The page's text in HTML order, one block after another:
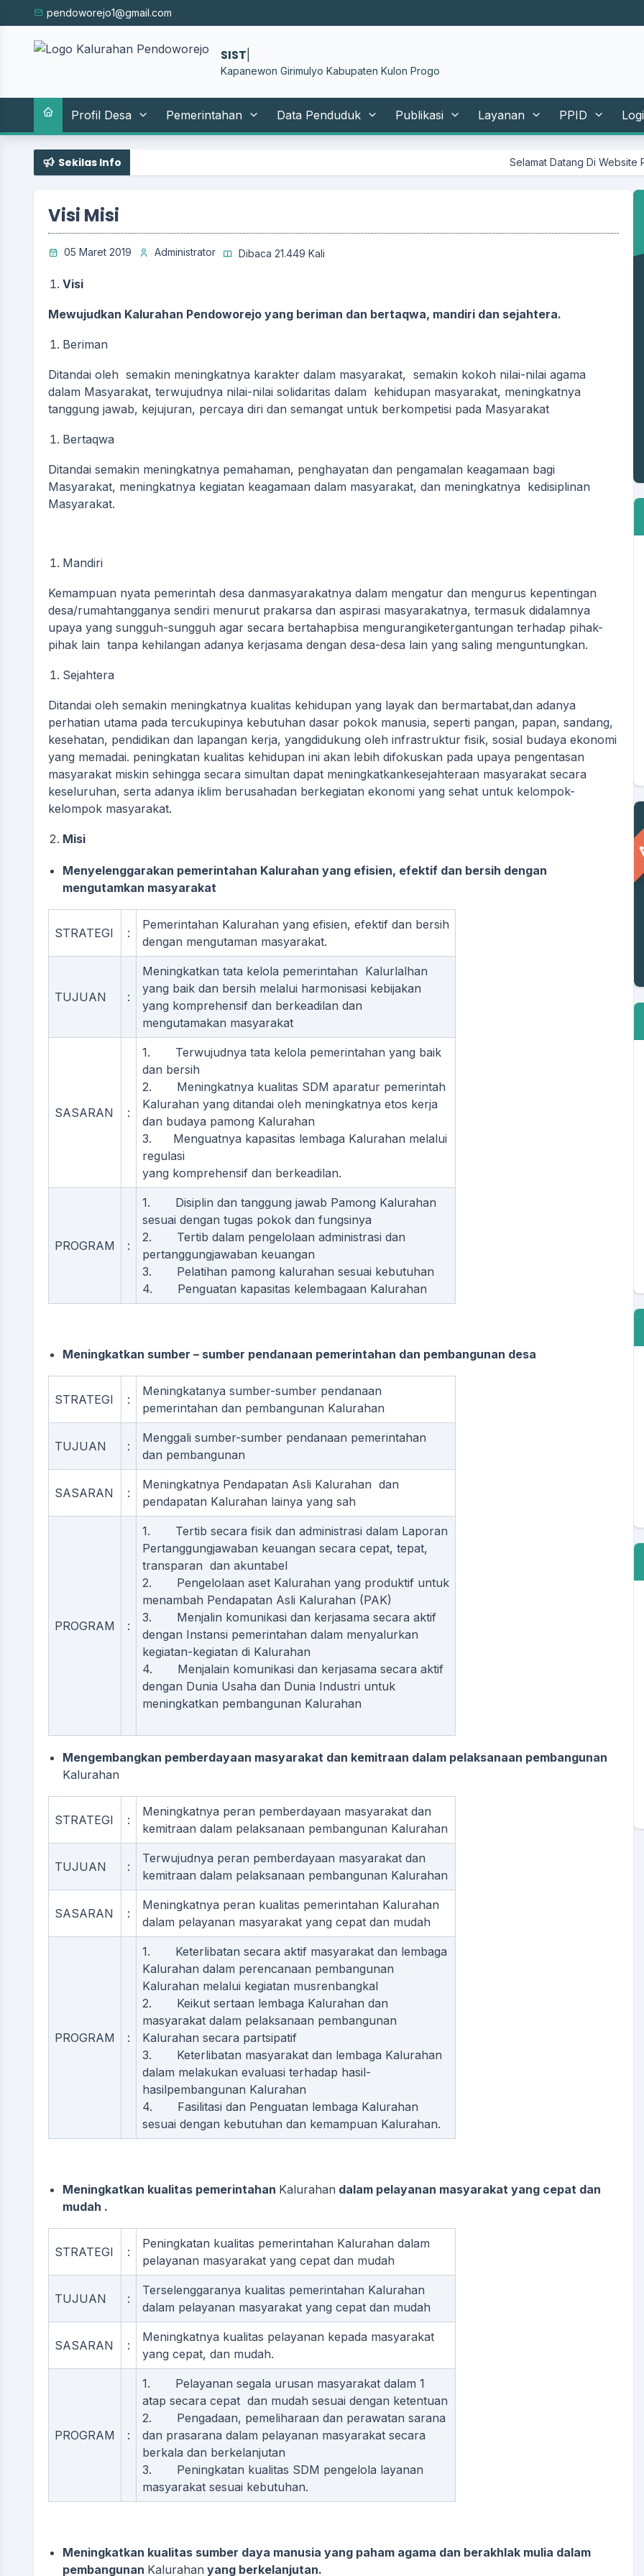
pendoworejo1@gmail.com
SISTEM INFORM
Kapanewon Girimulyo Kabupaten Kulon Progo
Profil Desa Pemerintahan Data Penduduk Publikasi Layanan PPID
Sekilas Info Selamat Datang Di Website Resmi
Visi Misi
05 Maret 2019 Administrator Dibaca 21.449 Kali
Visi
Mewujudkan Kalurahan Pendoworejo yang beriman dan bertaqwa, mandiri dan sejahtera.
Beriman
Ditandai oleh semakin meningkatnya karakter dalam masyarakat, semakin kokoh nilai-nilai agama
dalam Masyarakat, terwujudnya nilai-nilai solidaritas dalam kehidupan masyarakat, meningkatnya
tanggung jawab, kejujuran, percaya diri dan semangat untuk berkompetisi pada Masyarakat
Bertaqwa
Ditandai semakin meningkatnya pemahaman, penghayatan dan pengamalan keagamaan bagi
Masyarakat, meningkatnya kegiatan keagamaan dalam masyarakat, dan meningkatnya kedisiplinan
Masyarakat.
Mandiri
Kemampuan nyata pemerintah desa danmasyarakatnya dalam mengatur dan mengurus kepentingan
desa/rumahtangganya sendiri menurut prakarsa dan aspirasi masyarakatnya, termasuk didalamnya
upaya yang sungguh-sungguh agar secara bertahapbisa mengurangiketergantungan terhadap pihak-
pihak lain tanpa kehilangan adanya kerjasama dengan desa-desa lain yang saling menguntungkan.
Sejahtera
Ditandai oleh semakin meningkatnya kualitas kehidupan yang layak dan bermartabat,dan adanya
perhatian utama pada tercukupinya kebutuhan dasar pokok manusia, seperti pangan, papan, sandang,
kesehatan, pendidikan dan lapangan kerja, yangdidukung oleh infrastruktur fisik, sosial budaya ekonomi
yang memadai. peningkatan kualitas kehidupan ini akan lebih difokuskan pada upaya pengentasan
masyarakat miskin sehingga secara simultan dapat meningkatkankesejahteraan masyarakat secara
keseluruhan, serta adanya iklim berusahadan berkegiatan ekonomi yang sehat untuk kelompok-
kelompok masyarakat.
Misi
Menyelenggarakan pemerintahan Kalurahan yang efisien, efektif dan bersih dengan
mengutamkan masyarakat
STRATEGI :
Pemerintahan Kalurahan yang efisien, efektif dan bersih
dengan mengutaman masyarakat.
TUJUAN :
Meningkatkan tata kelola pemerintahan Kalurlalhan
yang baik dan bersih melalui harmonisasi kebijakan
yang komprehensif dan berkeadilan dan
mengutamakan masyarakat
SASARAN :
1. Terwujudnya tata kelola pemerintahan yang baik
dan bersih
2. Meningkatnya kualitas SDM aparatur pemerintah
Kalurahan yang ditandai oleh meningkatnya etos kerja
dan budaya pamong Kalurahan
3. Menguatnya kapasitas lembaga Kalurahan melalui
regulasi
yang komprehensif dan berkeadilan.
PROGRAM :
1. Disiplin dan tanggung jawab Pamong Kalurahan
sesuai dengan tugas pokok dan fungsinya
2. Tertib dalam pengelolaan administrasi dan
pertanggungjawaban keuangan
3. Pelatihan pamong kalurahan sesuai kebutuhan
4. Penguatan kapasitas kelembagaan Kalurahan
Meningkatkan sumber – sumber pendanaan pemerintahan dan pembangunan desa
STRATEGI :
Meningkatanya sumber-sumber pendanaan
pemerintahan dan pembangunan Kalurahan
TUJUAN :
Menggali sumber-sumber pendanaan pemerintahan
dan pembangunan
SASARAN :
Meningkatnya Pendapatan Asli Kalurahan dan
pendapatan Kalurahan lainya yang sah
PROGRAM :
1. Tertib secara fisik dan administrasi dalam Laporan
Pertanggungjawaban keuangan secara cepat, tepat,
transparan dan akuntabel
2. Pengelolaan aset Kalurahan yang produktif untuk
menambah Pendapatan Asli Kalurahan (PAK)
3. Menjalin komunikasi dan kerjasama secara aktif
dengan Instansi pemerintahan dalam menyalurkan
kegiatan-kegiatan di Kalurahan
4. Menjalain komunikasi dan kerjasama secara aktif
dengan Dunia Usaha dan Dunia Industri untuk
meningkatkan pembangunan Kalurahan
Mengembangkan pemberdayaan masyarakat dan kemitraan dalam pelaksanaan pembangunan
Kalurahan
STRATEGI :
Meningkatnya peran pemberdayaan masyarakat dan
kemitraan dalam pelaksanaan pembangunan Kalurahan
TUJUAN :
Terwujudnya peran pemberdayaan masyarakat dan
kemitraan dalam pelaksanaan pembangunan Kalurahan
SASARAN :
Meningkatnya peran kualitas pemerintahan Kalurahan
dalam pelayanan masyarakat yang cepat dan mudah
PROGRAM :
1. Keterlibatan secara aktif masyarakat dan lembaga
Kalurahan dalam perencanaan pembangunan
Kalurahan melalui kegiatan musrenbangkal
2. Keikut sertaan lembaga Kalurahan dan
masyarakat dalam pelaksanaan pembangunan
Kalurahan secara partsipatif
3. Keterlibatan masyarakat dan lembaga Kalurahan
dalam melakukan evaluasi terhadap hasil-
hasilpembangunan Kalurahan
4. Fasilitasi dan Penguatan lembaga Kalurahan
sesuai dengan kebutuhan dan kemampuan Kalurahan.
Meningkatkan kualitas pemerintahan Kalurahan dalam pelayanan masyarakat yang cepat dan
mudah .
STRATEGI :
Peningkatan kualitas pemerintahan Kalurahan dalam
pelayanan masyarakat yang cepat dan mudah
TUJUAN :
Terselenggaranya kualitas pemerintahan Kalurahan
dalam pelayanan masyarakat yang cepat dan mudah
SASARAN :
Meningkatnya kualitas pelayanan kepada masyarakat
yang cepat, dan mudah.
PROGRAM :
1. Pelayanan segala urusan masyarakat dalam 1
atap secara cepat dan mudah sesuai dengan ketentuan
2. Pengadaan, pemeliharaan dan perawatan sarana
dan prasarana dalam pelayanan masyarakat secara
berkala dan berkelanjutan
3. Peningkatan kualitas SDM pengelola layanan
masyarakat sesuai kebutuhan.
Meningkatkan kualitas sumber daya manusia yang paham agama dan berakhlak mulia dalam
pembangunan Kalurahan yang berkelanjutan.
EKO SUNARYO
Staf
ENDAH DWI ASTUTI
Staf
HERDIYANTO